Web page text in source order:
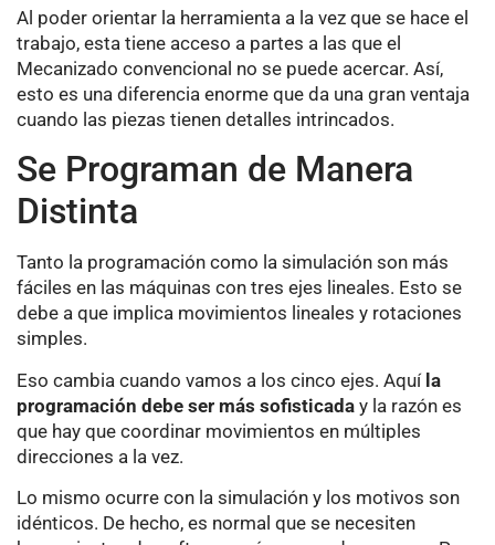
Al poder orientar la herramienta a la vez que se hace el
trabajo, esta tiene acceso a partes a las que el
Mecanizado convencional no se puede acercar. Así,
esto es una diferencia enorme que da una gran ventaja
cuando las piezas tienen detalles intrincados.
Se Programan de Manera
Distinta
Tanto la programación como la simulación son más
fáciles en las máquinas con tres ejes lineales. Esto se
debe a que implica movimientos lineales y rotaciones
simples.
Eso cambia cuando vamos a los cinco ejes. Aquí la
programación debe ser más sofisticada y la razón es
que hay que coordinar movimientos en múltiples
direcciones a la vez.
Lo mismo ocurre con la simulación y los motivos son
idénticos. De hecho, es normal que se necesiten